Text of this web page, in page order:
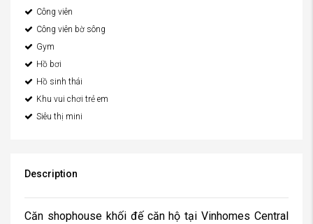
Công viên
Công viên bờ sông
Gym
Hồ bơi
Hồ sinh thái
Khu vui chơi trẻ em
Siêu thị mini
Description
Căn shophouse khối đế căn hộ tại Vinhomes Central